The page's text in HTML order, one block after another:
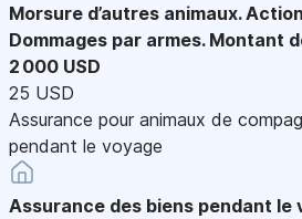
Morsure d’autres animaux.
Dommages par armes. Montant
2 000 USD
25 USD
Assurance pour animaux de
pendant le voyage
Assurance des biens pendant le